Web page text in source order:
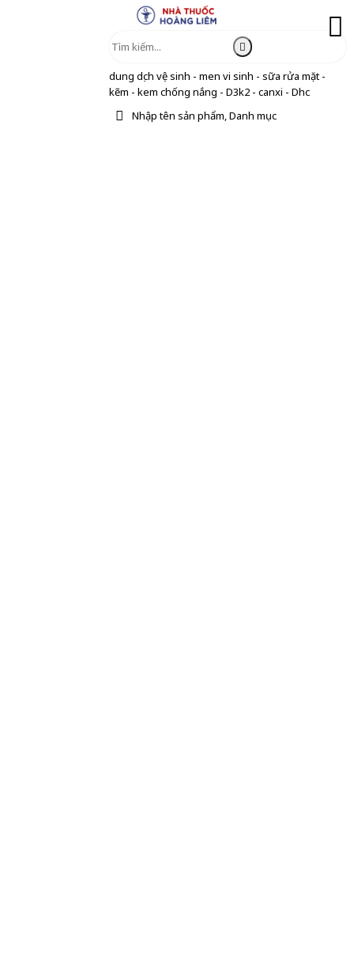
dung dịch vệ sinh - men vi sinh - sữa rửa mặt -
kẽm - kem chống nắng - D3k2 - canxi - Dhc
Nhập tên sản phẩm, Danh mục